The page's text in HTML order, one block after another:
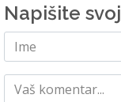
Napišite